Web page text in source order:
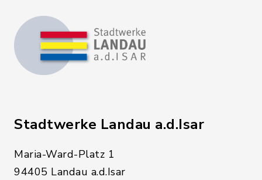
Stadtwerke Landau a.d.Isar
Maria-Ward-Platz 1
94405 Landau a.d.Isar